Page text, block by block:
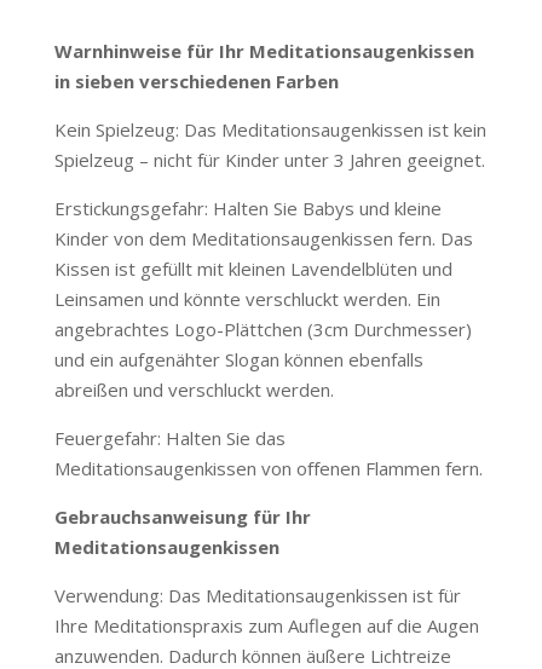
Warnhinweise für Ihr Meditationsaugenkissen
in sieben verschiedenen Farben
Kein Spielzeug: Das Meditationsaugenkissen ist kein
Spielzeug – nicht für Kinder unter 3 Jahren geeignet.
Erstickungsgefahr: Halten Sie Babys und kleine
Kinder von dem Meditationsaugenkissen fern. Das
Kissen ist gefüllt mit kleinen Lavendelblüten und
Leinsamen und könnte verschluckt werden. Ein
angebrachtes Logo-Plättchen (3cm Durchmesser)
und ein aufgenähter Slogan können ebenfalls
abreißen und verschluckt werden.
Feuergefahr: Halten Sie das
Meditationsaugenkissen von oﬀenen Flammen fern.
Gebrauchsanweisung für Ihr
Meditationsaugenkissen
Verwendung: Das Meditationsaugenkissen ist für
Ihre Meditationspraxis zum Auflegen auf die Augen
anzuwenden. Dadurch können äußere Lichtreize